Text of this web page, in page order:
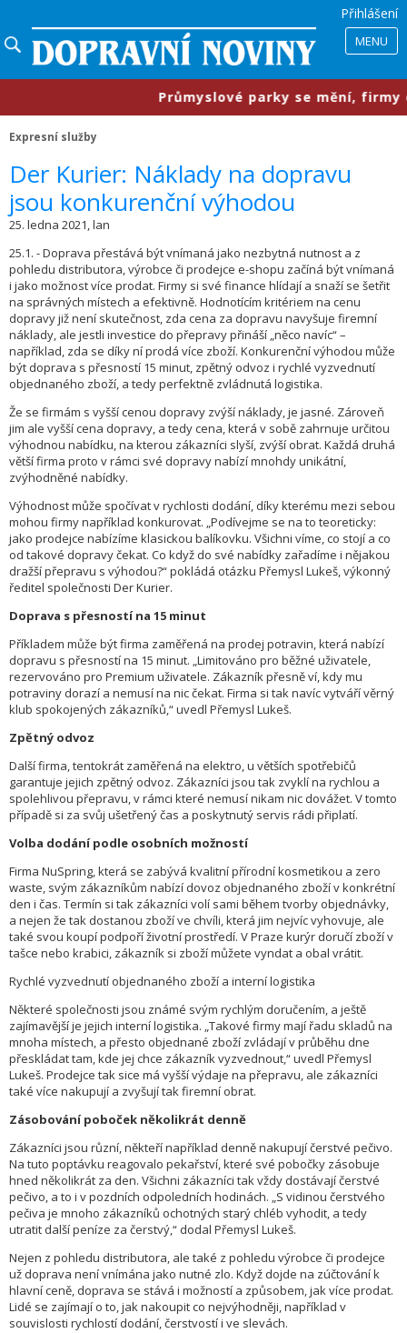
Přihlášení
MENU
​Průmyslové parky se mění, firmy
Expresní služby
Der Kurier: Náklady na dopravu
jsou konkurenční výhodou
25. ledna 2021, lan
25.1. - Doprava přestává být vnímaná jako nezbytná nutnost a z
pohledu distributora, výrobce či prodejce e-shopu začíná být vnímaná
i jako možnost více prodat. Firmy si své finance hlídají a snaží se šetřit
na správných místech a efektivně. Hodnotícím kritériem na cenu
dopravy již není skutečnost, zda cena za dopravu navyšuje firemní
náklady, ale jestli investice do přepravy přináší „něco navíc“ –
například, zda se díky ní prodá více zboží. Konkurenční výhodou může
být doprava s přesností 15 minut, zpětný odvoz i rychlé vyzvednutí
objednaného zboží, a tedy perfektně zvládnutá logistika.
Že se firmám s vyšší cenou dopravy zvýší náklady, je jasné. Zároveň
jim ale vyšší cena dopravy, a tedy cena, která v sobě zahrnuje určitou
výhodnou nabídku, na kterou zákazníci slyší, zvýší obrat. Každá druhá
větší firma proto v rámci své dopravy nabízí mnohdy unikátní,
zvýhodněné nabídky.
Výhodnost může spočívat v rychlosti dodání, díky kterému mezi sebou
mohou firmy například konkurovat. „Podívejme se na to teoreticky:
jako prodejce nabízíme klasickou balíkovku. Všichni víme, co stojí a co
od takové dopravy čekat. Co když do své nabídky zařadíme i nějakou
dražší přepravu s výhodou?“ pokládá otázku Přemysl Lukeš, výkonný
ředitel společnosti Der Kurier.
Doprava s přesností na 15 minut
Příkladem může být firma zaměřená na prodej potravin, která nabízí
dopravu s přesností na 15 minut. „Limitováno pro běžné uživatele,
rezervováno pro Premium uživatele. Zákazník přesně ví, kdy mu
potraviny dorazí a nemusí na nic čekat. Firma si tak navíc vytváří věrný
klub spokojených zákazníků,“ uvedl Přemysl Lukeš.
Zpětný odvoz
Další firma, tentokrát zaměřená na elektro, u větších spotřebičů
garantuje jejich zpětný odvoz. Zákazníci jsou tak zvyklí na rychlou a
spolehlivou přepravu, v rámci které nemusí nikam nic dovážet. V tomto
případě si za svůj ušetřený čas a poskytnutý servis rádi připlatí.
Volba dodání podle osobních možností
Firma NuSpring, která se zabývá kvalitní přírodní kosmetikou a zero
waste, svým zákazníkům nabízí dovoz objednaného zboží v konkrétní
den i čas. Termín si tak zákazníci volí sami během tvorby objednávky,
a nejen že tak dostanou zboží ve chvíli, která jim nejvíc vyhovuje, ale
také svou koupí podpoří životní prostředí. V Praze kurýr doručí zboží v
tašce nebo krabici, zákazník si zboží můžete vyndat a obal vrátit.
Rychlé vyzvednutí objednaného zboží a interní logistika
Některé společnosti jsou známé svým rychlým doručením, a ještě
zajímavější je jejich interní logistika. „Takové firmy mají řadu skladů na
mnoha místech, a přesto objednané zboží zvládají v průběhu dne
přeskládat tam, kde jej chce zákazník vyzvednout,“ uvedl Přemysl
Lukeš. Prodejce tak sice má vyšší výdaje na přepravu, ale zákazníci
také více nakupují a zvyšují tak firemní obrat.
Zásobování poboček několikrát denně
Zákazníci jsou různí, někteří například denně nakupují čerstvé pečivo.
Na tuto poptávku reagovalo pekařství, které své pobočky zásobuje
hned několikrát za den. Všichni zákazníci tak vždy dostávají čerstvé
pečivo, a to i v pozdních odpoledních hodinách. „S vidinou čerstvého
pečiva je mnoho zákazníků ochotných starý chléb vyhodit, a tedy
utratit další peníze za čerstvý,“ dodal Přemysl Lukeš.
Nejen z pohledu distributora, ale také z pohledu výrobce či prodejce
už doprava není vnímána jako nutné zlo. Když dojde na zúčtování k
hlavní ceně, doprava se stává i možností a způsobem, jak více prodat.
Lidé se zajímají o to, jak nakoupit co nejvýhodněji, například v
souvislosti rychlostí dodání, čerstvostí i ve slevách.